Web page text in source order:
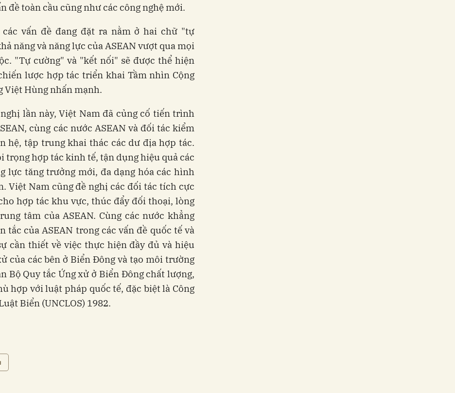
đề toàn cầu cũng như các công nghệ mới.
vấn đề đang đặt ra nằm ở hai chữ "tự
năng và năng lực của ASEAN vượt qua mọi
"Tự cường" và "kết nối" sẽ được thể hiện
lược hợp tác triển khai Tầm nhìn Cộng
Việt Hùng nhấn mạnh.
lần này, Việt Nam đã củng cố tiến trình
cùng các nước ASEAN và đối tác kiểm
hệ, tập trung khai thác các dư địa hợp tác.
trọng hợp tác kinh tế, tận dụng hiệu quả các
lực tăng trưởng mới, đa dạng hóa các hình
Việt Nam cũng đề nghị các đối tác tích cực
hợp tác khu vực, thúc đẩy đối thoại, lòng
tâm của ASEAN. Cùng các nước khẳng
tắc của ASEAN trong các vấn đề quốc tế và
cần thiết về việc thực hiện đầy đủ và hiệu
của các bên ở Biển Đông và tạo môi trường
Bộ Quy tắc Ứng xử ở Biển Đông chất lượng,
hợp với luật pháp quốc tế, đặc biệt là Công
Biển (UNCLOS) 1982.